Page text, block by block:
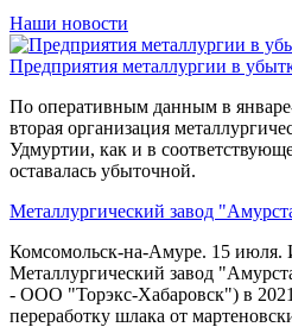
Наши новости
Предприятия металлургии в
По оперативным данным в
вторая организация
Удмуртии, как и в
оставалась убыточной.
Металлургический завод
Комсомольск-на-Амуре. 15
Металлургический завод
- ООО "Торэкс-Хабаровск") в
переработку шлака от